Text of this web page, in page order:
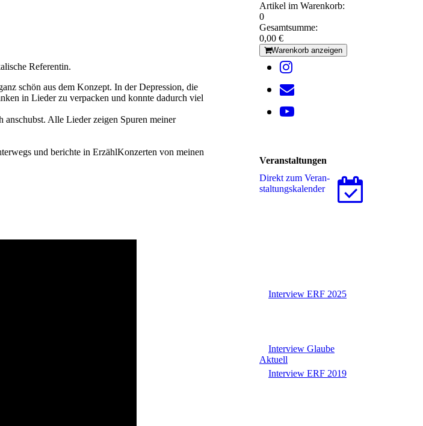
Referentin.
schön aus dem Konzept. In der Depression, die
in Lieder zu verpacken und konnte dadurch viel
Alle Lieder zeigen Spuren meiner
und berichte in ErzählKonzerten von meinen
Artikel im Warenkorb:
0
Gesamtsumme:
0,00 €
Warenkorb anzeigen
Veranstaltungen
Direkt zum Ver­an­
stal­tungs­ka­len­der
Interview ERF 2025
Interview Glaube
Aktuell
Interview ERF 2019